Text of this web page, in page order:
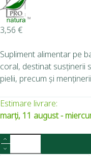
3,56 €
Supliment alimentar pe
coral, destinat susținerii
pielii, precum și
Estimare livrare:
marți, 11 august -